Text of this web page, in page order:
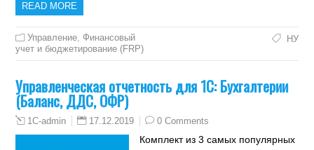
READ MORE
Управление,Финансовый
учет и бюджетирование (FRP)
НУ
Управленческая отчетность для 1С: Бухгалтерии
(Баланс, ДДС, ОФР)
1C-admin 17.12.2019 0 Comments
Комплект из 3 самых популярных